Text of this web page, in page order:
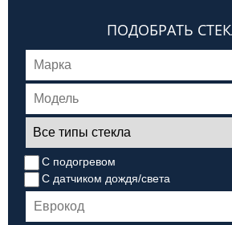
ПОДОБРАТЬ
С подогревом
С датчиком дождя/света